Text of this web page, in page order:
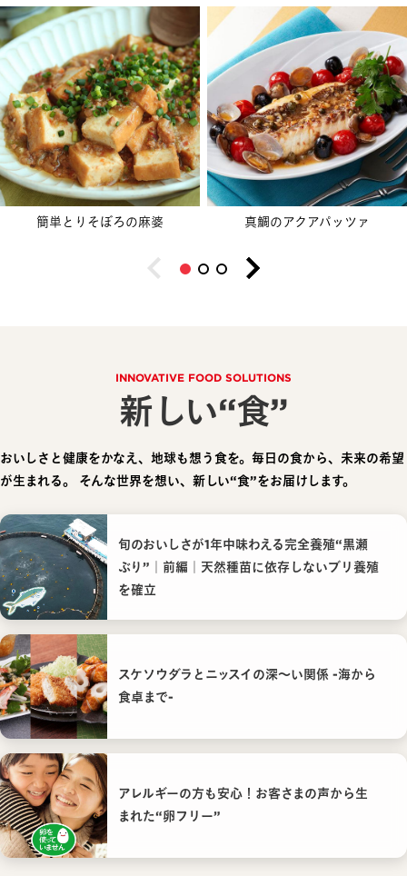
簡単とりそぼろの麻婆 真鯛のアクアパッツァ
INNOVATIVE FOOD SOLUTIONS
新しい“食”
おいしさと健康をかなえ、地球も想う食を。毎日の食から、未来の希望
が生まれる。
そんな世界を想い、新しい“食”をお届けします。
旬のおいしさが1年中味わえる完全養殖“黒瀬
ぶり”｜前編｜天然種苗に依存しないブリ養殖
を確立
スケソウダラとニッスイの深〜い関係 -海から
食卓まで-
アレルギーの方も安心！お客さまの声から生
まれた“卵フリー”